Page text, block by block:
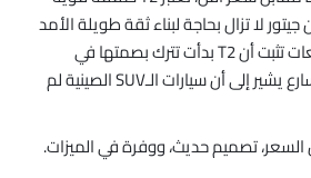
لا تزال بحاجة لبناء ثقة طويلة الأمد
مع المشترين، إلا أن المبيعات تثبت أن T2 بدأت تترك بصمتها في
السوق. هذا الاتجاه المتسارع يشير إلى أن سيارات الـSUV الصينية لم
تصميم حديث، ووفرة في الميزات.